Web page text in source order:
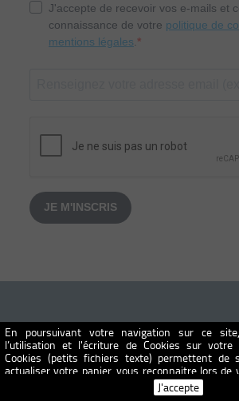
En poursuivant votre navigation sur ce
l’utilisation et l'écriture de Cookies sur votre
Cookies (petits fichiers texte) permettent de
actualiser votre panier, vous reconnaitre lors
sécuriser votre connexion. Pour en savoir plus et
http://www.cnil.fr/vos-obligations/sites-web-
J'accepte
J'accepte de recevoir vos e-mails et
connaissance de votre politique de
mentions légales
JE M'INSCRIS
NOS BABYFOOTS EN BOIS
– B90 Original
Baby foot de bar B60